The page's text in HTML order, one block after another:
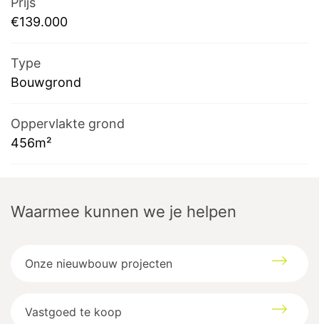
€139.000
Type
Bouwgrond
Oppervlakte grond
456m²
Waarmee kunnen we je helpen
Onze nieuwbouw projecten
Vastgoed te koop